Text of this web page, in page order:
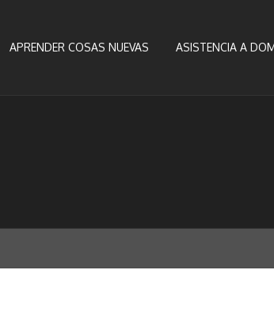
APRENDER COSAS NUEVAS ASISTENCIA A